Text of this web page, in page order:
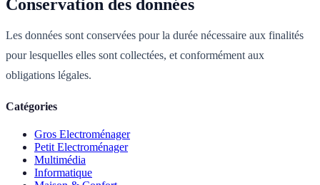
Conservation des données
Les données sont conservées pour la durée nécessaire aux finalités
pour lesquelles elles sont collectées, et conformément aux
obligations légales.
Catégories
Gros Electroménager
Petit Electroménager
Multimédia
Informatique